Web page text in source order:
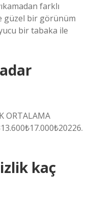
farklı
güzel bir görünüm
bir tabaka ile
ORTALAMA
kaç